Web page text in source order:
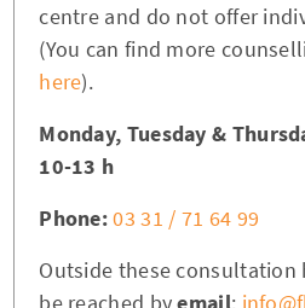
centre and do not offer
(You can find more
here).
Monday, Tuesday &
10-13 h
Phone:03 31 / 71 64 99
Outside these consultation
be reached byemail: